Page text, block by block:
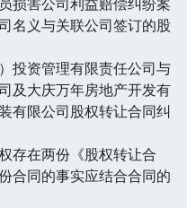
义与关联公司签订的股
投资管理有限责任公司与
及大庆万年房地产开发有
有限公司股权转让合同纠
在两份《股权转让合
合同的事实应结合合同的